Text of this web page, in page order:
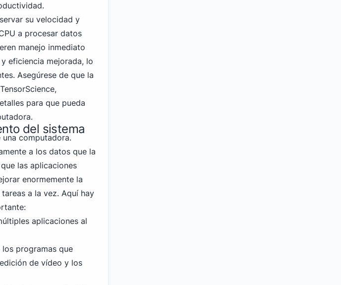
su velocidad y
a procesar datos
manejo inmediato
eficiencia mejorada, lo
Asegúrese de que la
para que pueda
del sistema
computadora.
a los datos que la
las aplicaciones
enormemente la
a la vez. Aquí hay
aplicaciones al
programas que
de vídeo y los